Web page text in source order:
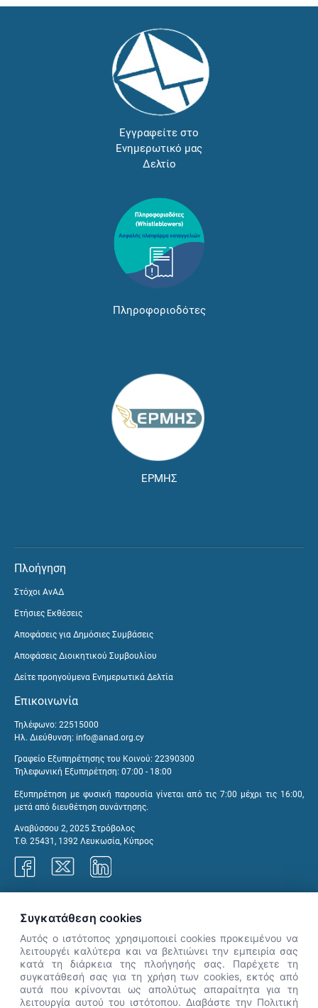
Εγγραφείτε στο
Ενημερωτικό μας
Δελτίο
Πληροφοριοδότες
ΕΡΜΗΣ
Πλοήγηση
Στόχοι ΑνΑΔ
Ετήσιες Εκθέσεις
Αποφάσεις για Δημόσιες Συμβάσεις
Αποφάσεις Διοικητικού Συμβουλίου
Δείτε προηγούμενα Ενημερωτικά Δελτία
Επικοινωνία
Τηλέφωνο: 22515000
Ηλ. Διεύθυνση: info@anad.org.cy
Γραφείο Εξυπηρέτησης του Κοινού: 22390300
Τηλεφωνική Εξυπηρέτηση: 07:00 - 18:00
Εξυπηρέτηση με φυσική παρουσία γίνεται από τις 7:00 μέχρι τις 16:00,
μετά από διευθέτηση συνάντησης.
Αναβύσσου 2, 2025 Στρόβολος
Τ.Θ. 25431, 1392 Λευκωσία, Κύπρος
👋 Καλώς ήρθες! Είμαι η Νόησις.
Πες μου πώς μπορώ να σε βοηθήσω
Συγκατάθεση cookies
Αυτός ο ιστότοπος χρησιμοποιεί cookies προκειμένου να
λειτουργέι καλύτερα και να βελτιώνει την εμπειρία σας
κατά τη διάρκεια της πλοήγησής σας. Παρέχετε τη
συγκατάθεσή σας για τη χρήση των cookies, εκτός από
αυτά που κρίνονται ως απολύτως απαραίτητα για τη
λειτουργία αυτού του ιστότοπου. Διαβάστε την Πολιτική